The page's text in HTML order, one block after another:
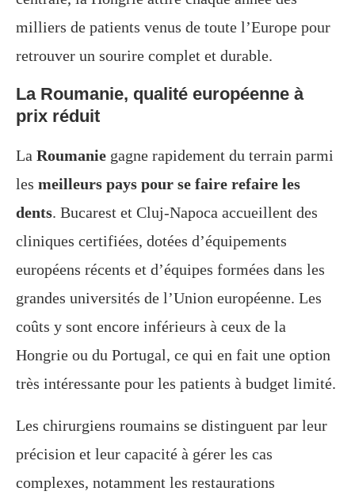
milliers de patients venus de toute l’Europe pour
retrouver un sourire complet et durable.
La Roumanie, qualité européenne à
prix réduit
La Roumanie gagne rapidement du terrain parmi
les meilleurs pays pour se faire refaire les
dents. Bucarest et Cluj-Napoca accueillent des
cliniques certifiées, dotées d’équipements
européens récents et d’équipes formées dans les
grandes universités de l’Union européenne. Les
coûts y sont encore inférieurs à ceux de la
Hongrie ou du Portugal, ce qui en fait une option
très intéressante pour les patients à budget limité.
Les chirurgiens roumains se distinguent par leur
précision et leur capacité à gérer les cas
complexes, notamment les restaurations